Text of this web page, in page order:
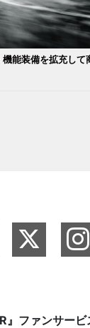
機能装備を拡充して
』ファンサービ